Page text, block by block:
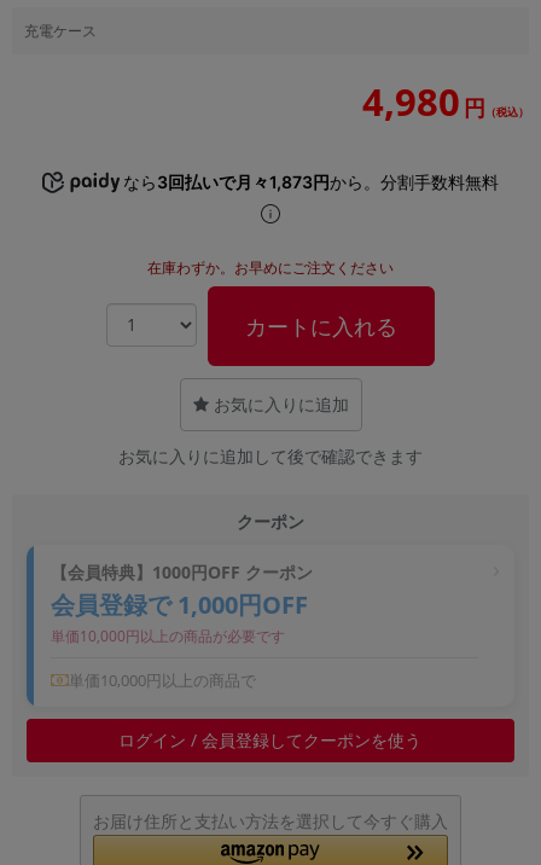
充電ケース
4,980 円 （税込）
なら3回払いで月々1,873円から。分割手数料無料
在庫わずか。お早めにご注文ください
カートに入れる
お気に入りに追加
お気に入りに追加して後で確認できます
クーポン
【会員特典】1000円OFF クーポン
会員登録で 1,000円OFF
単価10,000円以上の商品が必要です
単価10,000円以上の商品で
ログイン / 会員登録してクーポンを使う
お届け住所と支払い方法を選択して今すぐ購入
製造、販売メーカーの絞り込み
ドライブ
~
モニタサイズ
円 ～ 円